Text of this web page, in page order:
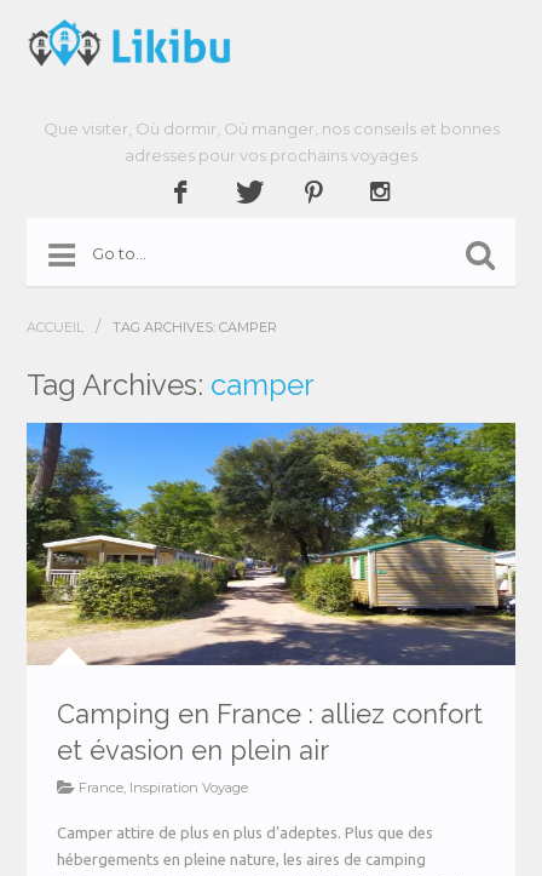
Que visiter, Où dormir, Où manger, nos conseils et bonnes
adresses pour vos prochains voyages
ACCUEIL / TAG ARCHIVES: CAMPER
Tag Archives: camper
Camping en France : alliez confort
et évasion en plein air
France, Inspiration Voyage
Camper attire de plus en plus d’adeptes. Plus que des
hébergements en pleine nature, les aires de camping